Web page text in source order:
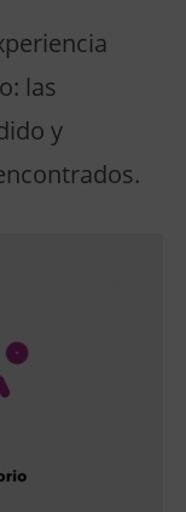
las
y